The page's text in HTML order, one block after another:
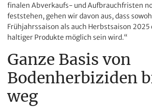
finalen Abverkaufs- und Aufbrauchfristen
feststehen, gehen wir davon aus, dass
Frühjahrssaison als auch Herbstsaison 2025
haltiger Produkte möglich sein wird.“
Ganze Basis von
Bodenherbiziden
weg